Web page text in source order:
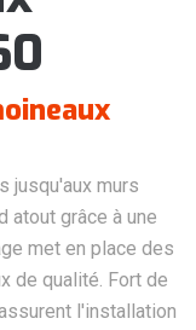
jusqu'aux murs
atout grâce à une
met en place des
de qualité. Fort de
l'installation